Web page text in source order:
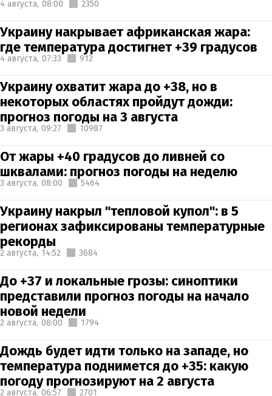
4 августа, 08:00 2350
Украину накрывает африканская жара:
где температура достигнет +39 градусов
4 августа, 07:33 912
Украину охватит жара до +38, но в
некоторых областях пройдут дожди:
прогноз погоды на 3 августа
3 августа, 09:27 10987
От жары +40 градусов до ливней со
шквалами: прогноз погоды на неделю
3 августа, 08:00 5464
Украину накрыл "тепловой купол": в 5
регионах зафиксированы температурные
рекорды
2 августа, 14:52 3684
До +37 и локальные грозы: синоптики
представили прогноз погоды на начало
новой недели
2 августа, 08:00 1794
Дождь будет идти только на западе, но
температура поднимется до +35: какую
погоду прогнозируют на 2 августа
2 августа, 06:57 2701